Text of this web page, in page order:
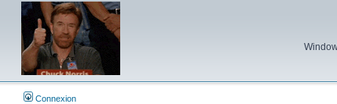
Connexion